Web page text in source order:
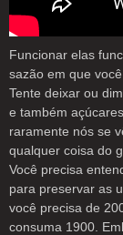
Funcionar elas
sazão em que
Tente deixar ou
e também
raramente nós se
qualquer coisa do
Você precisa
para preservar as
você precisa de
consuma 1900.